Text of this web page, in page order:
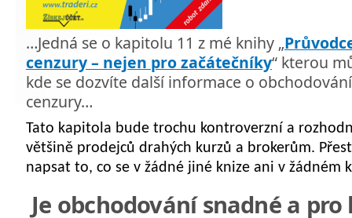
…Jedná se o kapitolu 11 z mé knihy „
cenzury – nejen pro začátečníky“ kterou
kde se dozvíte další informace o
cenzury…
Tato kapitola bude trochu kontroverzní a
většině prodejců drahých kurzů a brokerům.
napsat to, co se v žádné jiné knize ani v žádném
Je obchodování snadné a pro